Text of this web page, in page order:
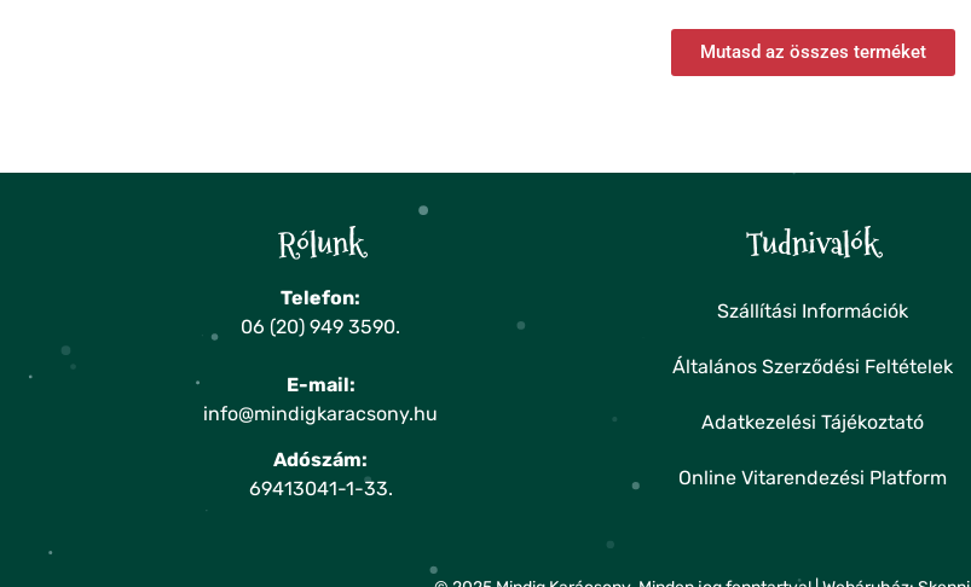
Mutasd az összes terméket
Rólunk
Telefon:
06 (20) 949 3590.
E-mail:
info@mindigkaracsony.hu
Adószám:
69413041-1-33.
Tudnivalók
Szállítási Információk
Általános Szerződési Feltételek
Adatkezelési Tájékoztató
Online Vitarendezési Platform